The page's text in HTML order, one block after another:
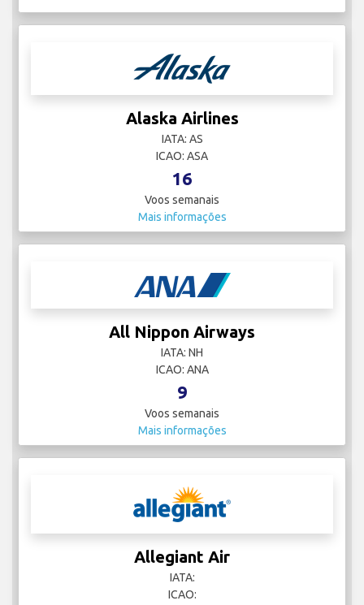
Alaska Airlines
IATA: AS
ICAO: ASA
16
Voos semanais
Mais informações
All Nippon Airways
IATA: NH
ICAO: ANA
9
Voos semanais
Mais informações
Allegiant Air
IATA:
ICAO: